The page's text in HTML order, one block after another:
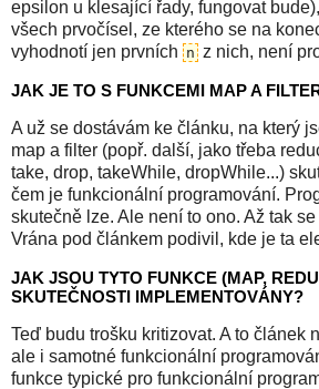
epsilon u klesající řady, fungovat
všech prvočísel, ze kterého se na
vyhodnotí jen prvních n z nich, není
JAK JE TO S FUNKCEMI MAP A
A už se dostávám ke článku, na který
map a filter (popř. další, jako třeba
take, drop, takeWhile, dropWhile...)
čem je funkcionální programování.
skutečně lze. Ale není to ono. Až tak
Vrána pod článkem podivil, kde je ta
JAK JSOU TYTO FUNKCE (MAP,
SKUTEČNOSTI IMPLEMENTOVÁNY?
Teď budu trošku kritizovat. A to článek
ale i samotné funkcionální
funkce typické pro funkcionální